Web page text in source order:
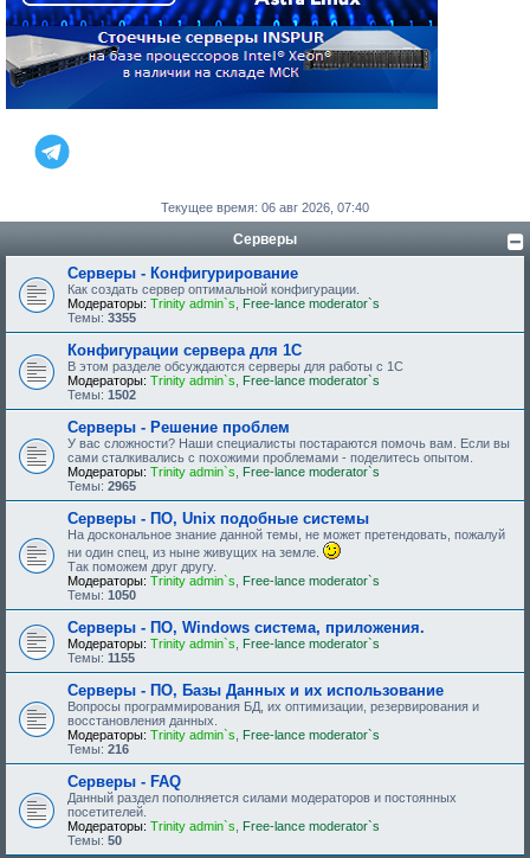
Текущее время: 06 авг 2026, 07:40
Серверы
Серверы - Конфигурирование
Как создать сервер оптимальной конфигурации.
Модераторы: Trinity admin`s
Free-lance moderator`s
Темы: 3355
Конфигурации сервера для 1С
В этом разделе обсуждаются серверы для работы с 1С
Модераторы: Trinity admin`s
Free-lance moderator`s
Темы: 1502
Серверы - Решение проблем
У вас сложности? Наши специалисты постараются помочь вам. Если вы
сами сталкивались с похожими проблемами - поделитесь опытом.
Модераторы: Trinity admin`s
Free-lance moderator`s
Темы: 2965
Серверы - ПО, Unix подобные системы
На доскональное знание данной темы, не может претендовать, пожалуй
ни один спец, из ныне живущих на земле.
Так поможем друг другу.
Модераторы: Trinity admin`s
Free-lance moderator`s
Темы: 1050
Серверы - ПО, Windows система, приложения.
Модераторы: Trinity admin`s
Free-lance moderator`s
Темы: 1155
Серверы - ПО, Базы Данных и их использование
Вопросы программирования БД, их оптимизации, резервирования и
восстановления данных.
Модераторы: Trinity admin`s
Free-lance moderator`s
Темы: 216
Серверы - FAQ
Данный раздел пополняется силами модераторов и постоянных
посетителей.
Модераторы: Trinity admin`s
Free-lance moderator`s
Темы: 50